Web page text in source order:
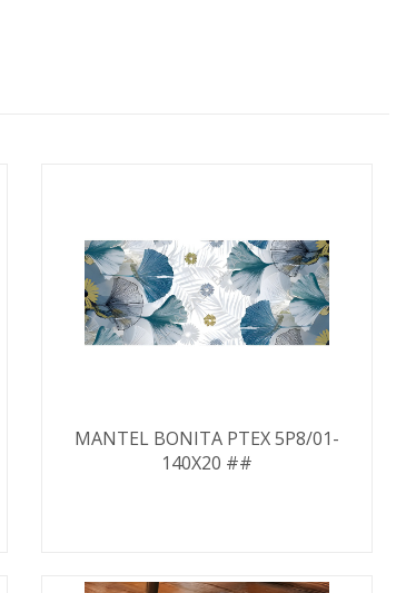
MANTEL BONITA PTEX 5P8/01-
140X20 ##